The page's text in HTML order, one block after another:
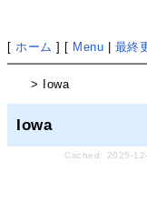
[ホーム ] [ Menu 最終
> Iowa
Iowa
Cached: 2025-